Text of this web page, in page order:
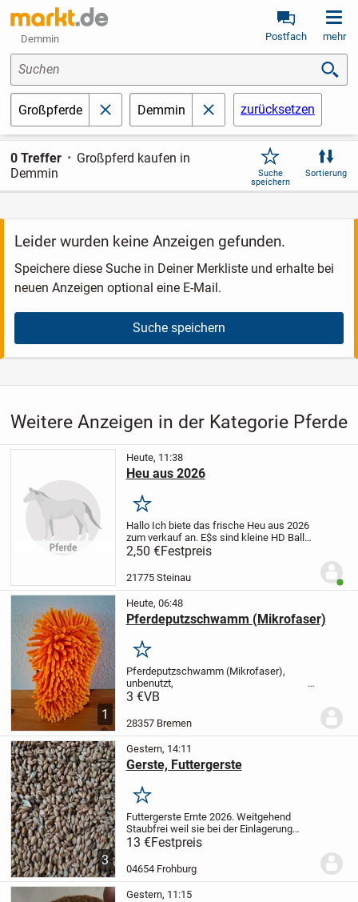
Demmin Postfach mehr
Suchen
Großpferde schließenDemmin schließenzurücksetzen
0 Treffer
Großpferd kaufen in
Demmin
Suche
speichern
Sortierung
Leider wurden keine Anzeigen gefunden.
Speichere diese Suche in Deiner Merkliste und erhalte bei
neuen Anzeigen optional eine E-Mail.
Suche speichern
Weitere Anzeigen in der Kategorie Pferde
Heute, 11:38
Heu aus 2026
Merken
Hallo Ich biete das frische Heu aus 2026
zum verkauf an. E$s sind kleine HD Ballen
mit der Claas Markant 40 eprest.
2,50 €Festpreis
21775 Steinau
1
Heute, 06:48
Pferdeputzschwamm (Mikrofaser)
Merken
Pferdeputzschwamm (Mikrofaser),
unbenutzt,
3,00 Euro VB.
3 €VB
28357 Bremen
3
Gestern, 14:11
Gerste, Futtergerste
Merken
Futtergerste Ernte 2026. Weitgehend
Staubfrei weil sie bei der Einlagerung
gereinigt wurde.
in 50 kg Säcke.
Bag möglich, dann auch besserer...
13 €Festpreis
04654 Frohburg
Gestern, 11:15